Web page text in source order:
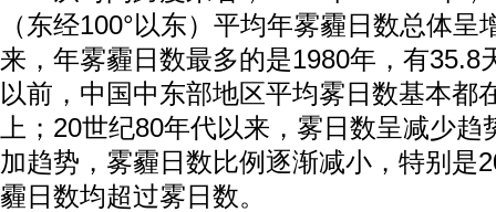
（东经100°以东）平均年雾霾日数总体呈
来，年雾霾日数最多的是1980年，有35.8
以前，中国中东部地区平均雾日数基本都
上；20世纪80年代以来，雾日数呈减少
加趋势，雾霾日数比例逐渐减小，特别是
霾日数均超过雾日数。